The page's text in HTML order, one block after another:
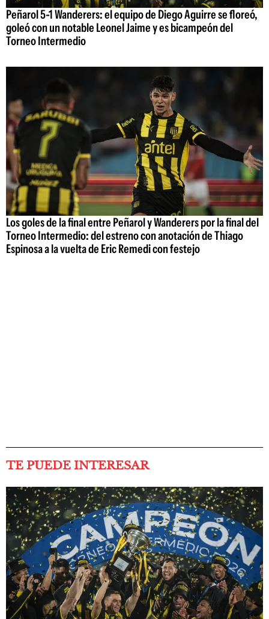
Peñarol 5-1 Wanderers: el equipo de Diego Aguirre se floreó,
goleó con un notable Leonel Jaime y es bicampeón del
Torneo Intermedio
Los goles de la final entre Peñarol y Wanderers por la final del
Torneo Intermedio: del estreno con anotación de Thiago
Espinosa a la vuelta de Eric Remedi con festejo
TE PUEDE INTERESAR